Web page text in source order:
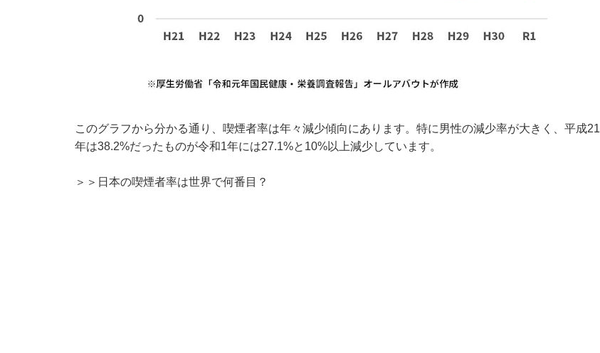
このグラフから分かる通り、喫煙者率は年々減少傾向にあります。特に男性の減少率が大きく、平成21
年は38.2%だったものが令和1年には27.1%と10%以上減少しています。
＞＞日本の喫煙者率は世界で何番目？